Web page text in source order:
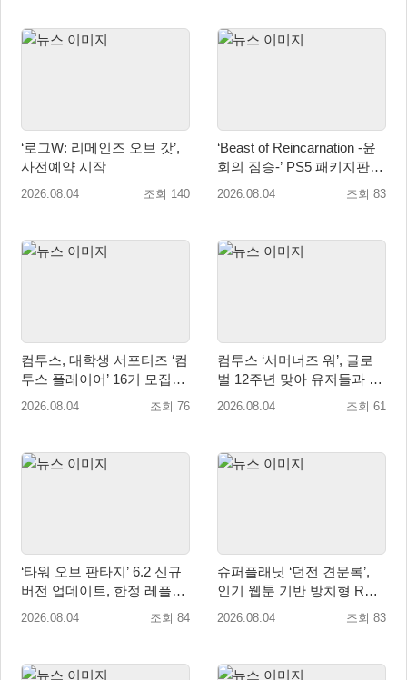
‘로그W: 리메인즈 오브 갓’,
사전예약 시작
2026.08.04 조회 140
‘Beast of Reincarnation -윤
회의 짐승-’ PS5 패키지판 8
월 4일 금일 발매
2026.08.04 조회 83
컴투스, 대학생 서포터즈 ‘컴
투스 플레이어’ 16기 모집
“게임·콘텐츠 인재 모여라!”
2026.08.04 조회 76
컴투스 ‘서머너즈 워’, 글로
벌 12주년 맞아 유저들과 함
께 ‘소환사의 숲’ 조성
2026.08.04 조회 61
‘타워 오브 판타지’ 6.2 신규
버전 업데이트, 한정 레플리
카 ‘겔피인’ 등장
2026.08.04 조회 84
슈퍼플래닛 ‘던전 견문록’,
인기 웹툰 기반 방치형 RPG
로 글로벌 정식 출시
2026.08.04 조회 83